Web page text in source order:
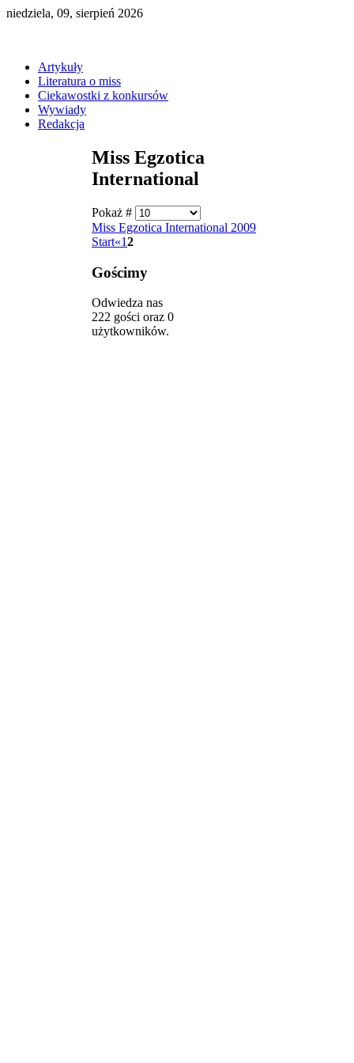
niedziela, 09, sierpień 2026
Artykuły
Literatura o miss
Ciekawostki z konkursów
Wywiady
Redakcja
Miss Egzotica
International
Pokaż #
Miss Egzotica International 2009
Start«12
Gościmy
Odwiedza nas
222 gości oraz 0
użytkowników.